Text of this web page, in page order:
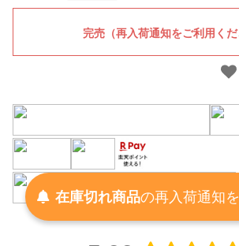
在庫切れ商品の再入荷通知を